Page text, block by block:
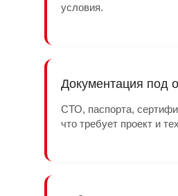
условия.
Документация под
СТО, паспорта,
что требует проект и